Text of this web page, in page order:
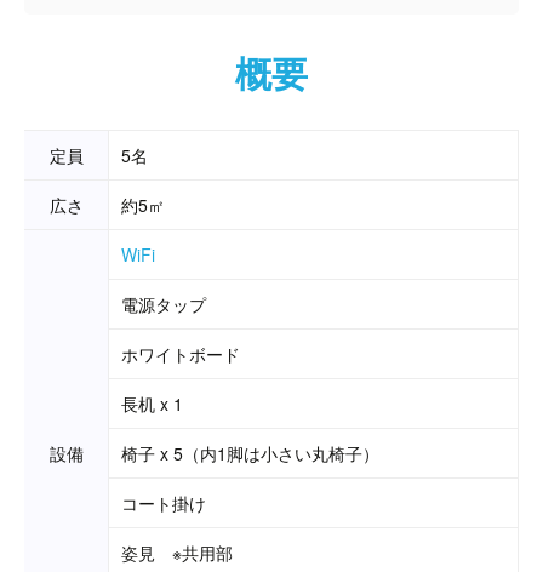
概要
定員 5名
広さ 約5㎡
設備
WiFi
電源タップ
ホワイトボード
長机 x 1
椅子 x 5（内1脚は小さい丸椅子）
コート掛け
姿見 ※共用部